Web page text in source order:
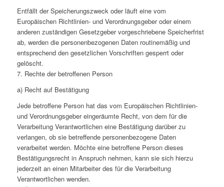
Entfällt der Speicherungszweck oder läuft eine vom
Europäischen Richtlinien- und Verordnungsgeber oder einem
anderen zuständigen Gesetzgeber vorgeschriebene Speicherfrist
ab, werden die personenbezogenen Daten routinemäßig und
entsprechend den gesetzlichen Vorschriften gesperrt oder
gelöscht.
7. Rechte der betroffenen Person
a) Recht auf Bestätigung
Jede betroffene Person hat das vom Europäischen Richtlinien-
und Verordnungsgeber eingeräumte Recht, von dem für die
Verarbeitung Verantwortlichen eine Bestätigung darüber zu
verlangen, ob sie betreffende personenbezogene Daten
verarbeitet werden. Möchte eine betroffene Person dieses
Bestätigungsrecht in Anspruch nehmen, kann sie sich hierzu
jederzeit an einen Mitarbeiter des für die Verarbeitung
Verantwortlichen wenden.